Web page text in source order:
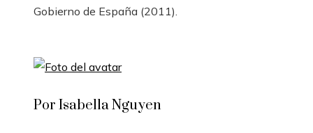
Gobierno de España (2011).
Por Isabella Nguyen